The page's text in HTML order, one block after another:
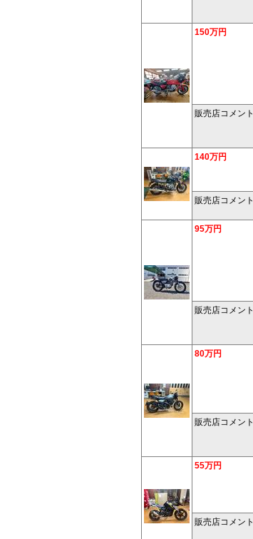
150万円
販売店コメント
140万円
販売店コメント
95万円
販売店コメント
80万円
販売店コメント
55万円
販売店コメント